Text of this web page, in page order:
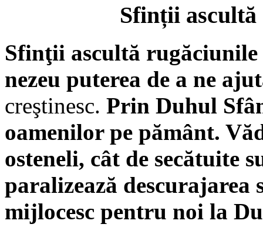
Sfinții
Sfinţii ascultă
nezeu puterea de a ne
creştinesc. Prin Duhul
oamenilor pe pământ.
osteneli, cât de secătuite
paralizează descurajarea
mijlocesc pentru noi la